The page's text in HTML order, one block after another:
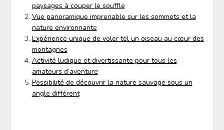
paysages à couper le souffle
Vue panoramique imprenable sur les sommets et la
nature environnante
Expérience unique de voler tel un oiseau au cœur des
montagnes
Activité ludique et divertissante pour tous les
amateurs d’aventure
Possibilité de découvrir la nature sauvage sous un
angle différent